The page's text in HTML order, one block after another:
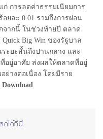
การลดค่าธรรมเนียมการ
ยละ 0.01 รวมถึงการผ่อน
ากนี้ ในช่วงท้ายปี ตลาด
Big Win ของรัฐบาล
ะยะสั้นถึงปานกลาง และ
อยู่อาศัย ส่งผลให้ตลาดที่อยู่
างต่อเนื่อง โดยมีราย
ดได้ที่นี่